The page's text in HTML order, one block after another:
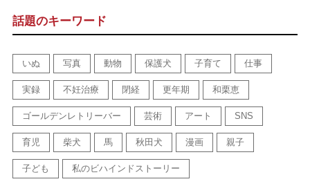
話題のキーワード
いぬ 写真 動物 保護犬 子育て 仕事
実録 不妊治療 閉経 更年期 和栗恵
ゴールデンレトリーバー 芸術 アート SNS
育児 柴犬 馬 秋田犬 漫画 親子
子ども 私のビハインドストーリー